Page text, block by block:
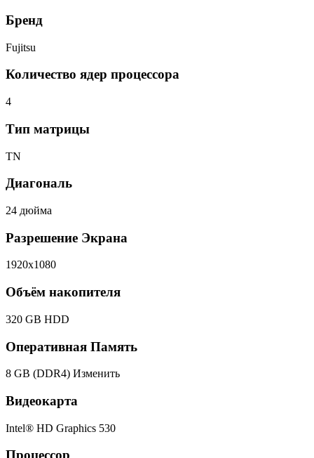
Бренд
Fujitsu
Количество ядер процессора
4
Тип матрицы
TN
Диагональ
24 дюйма
Разрешение Экрана
1920x1080
Объём накопителя
320 GB HDD
Оперативная Память
8 GB (DDR4) Изменить
Видеокарта
Intel® HD Graphics 530